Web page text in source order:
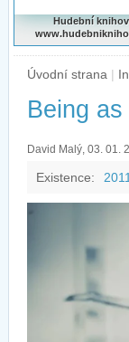
Hudební
Úvodní strana |
Being
David Malý, 03. 01.
Existence: 2011